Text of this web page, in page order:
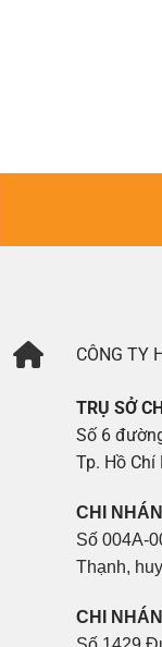
CÔNG TY
TRỤ SỞ
Số 6
Tp. Hồ Chí
CHI
Số 004A-
Thạnh,
CHI